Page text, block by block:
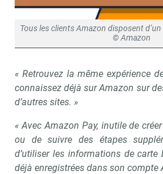
Tous les clients Amazon disposent
© Amazon
« Retrouvez la même expérience
connaissez déjà sur Amazon sur
d’autres sites. »
« Avec Amazon Pay, inutile de
ou de suivre des étapes
d’utiliser les informations de carte
déjà enregistrées dans son compte